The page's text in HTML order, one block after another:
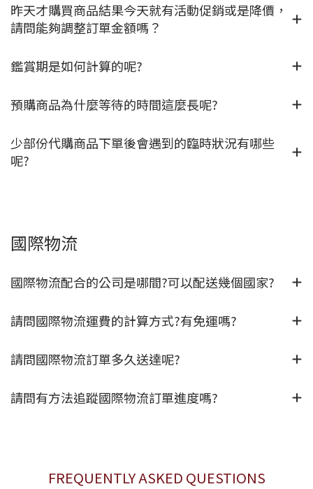
昨天才購買商品結果今天就有活動促銷或是降價，
請問能夠調整訂單金額嗎？
鑑賞期是如何計算的呢?
預購商品為什麼等待的時間這麼長呢?
少部份代購商品下單後會遇到的臨時狀況有哪些
呢?
國際物流
國際物流配合的公司是哪間?可以配送幾個國家?
請問國際物流運費的計算方式?有免運嗎?
請問國際物流訂單多久送達呢?
請問有方法追蹤國際物流訂單進度嗎?
FREQUENTLY ASKED QUESTIONS